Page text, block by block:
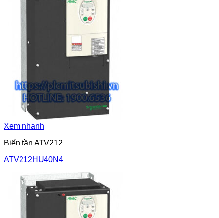
Xem nhanh
Biến tần ATV212
ATV212HU40N4